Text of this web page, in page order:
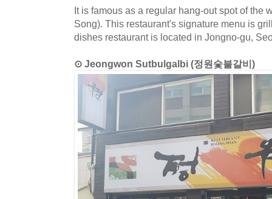
It is famous as a regular hang-out spot of the
Song). This restaurant's signature menu is
dishes restaurant is located in Jongno-gu,
⊙ Jeongwon Sutbulgalbi (정원숯불갈비)